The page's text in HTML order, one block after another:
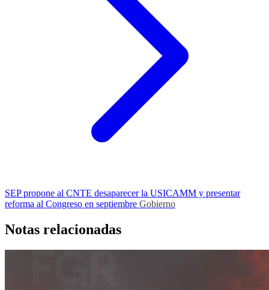
SEP propone al CNTE desaparecer la USICAMM y presentar
reforma al Congreso en septiembre Gobierno
Notas relacionadas